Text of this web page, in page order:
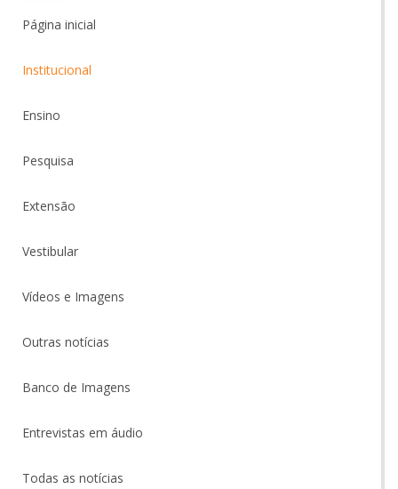
Página inicial
Institucional
Ensino
Pesquisa
Extensão
Vestibular
Vídeos e Imagens
Outras notícias
Banco de Imagens
Entrevistas em áudio
Todas as notícias